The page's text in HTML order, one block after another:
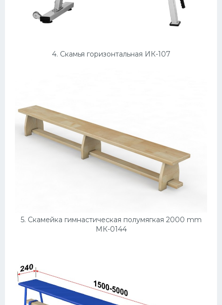
4. Скамья горизонтальная ИК-107
5. Скамейка гимнастическая полумягкая 2000 mm
МК-0144